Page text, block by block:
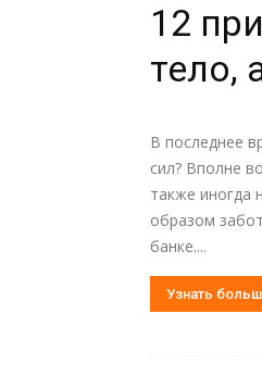
12
тело,
В последнее
сил? Вполне
также иногда
образом
банке....
Узнать